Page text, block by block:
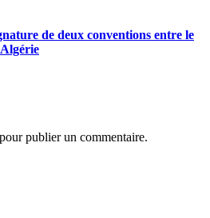
de deux conventions entre le
publier un commentaire.